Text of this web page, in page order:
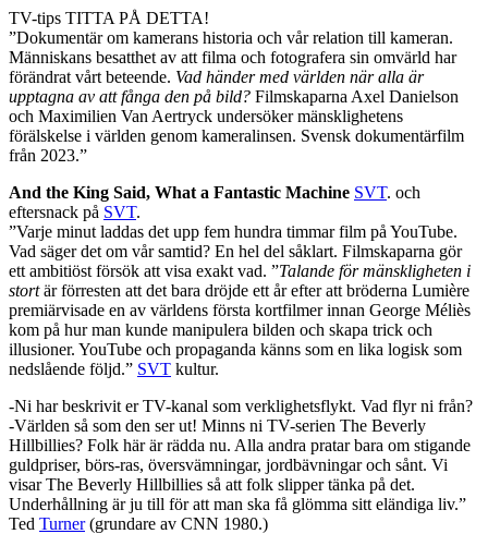
TV-tips TITTA PÅ DETTA!
”Dokumentär om kamerans historia och vår relation till kameran.
Människans besatthet av att filma och fotografera sin omvärld har
förändrat vårt beteende. Vad händer med världen när alla är
upptagna av att fånga den på bild? Filmskaparna Axel Danielson
och Maximilien Van Aertryck undersöker mänsklighetens
förälskelse i världen genom kameralinsen. Svensk dokumentärfilm
från 2023.”
And the King Said, What a Fantastic Machine SVT. och
eftersnack på SVT.
”Varje minut laddas det upp fem hundra timmar film på YouTube.
Vad säger det om vår samtid? En hel del såklart. Filmskaparna gör
ett ambitiöst försök att visa exakt vad. ”Talande för mänskligheten i
stortär förresten att det bara dröjde ett år efter att bröderna Lumière
premiärvisade en av världens första kortfilmer innan George Méliès
kom på hur man kunde manipulera bilden och skapa trick och
illusioner. YouTube och propaganda känns som en lika logisk som
nedslående följd.” SVT kultur.
-Ni har beskrivit er TV-kanal som verklighetsflykt. Vad flyr ni från?
-Världen så som den ser ut! Minns ni TV-serien The Beverly
Hillbillies? Folk här är rädda nu. Alla andra pratar bara om stigande
guldpriser, börs-ras, översvämningar, jordbävningar och sånt. Vi
visar The Beverly Hillbillies så att folk slipper tänka på det.
Underhållning är ju till för att man ska få glömma sitt eländiga liv.”
Ted Turner(grundare av CNN 1980.)